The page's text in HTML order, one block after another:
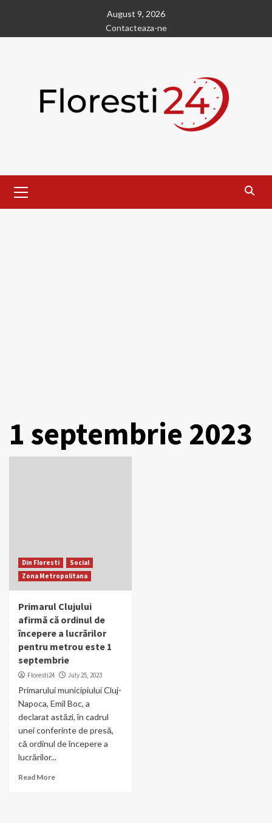
content
August 9, 2026
Contacteaza-ne
Menu
1 septembrie 2023
Din Floresti
Social
Zona Metropolitana
Primarul Clujului
afirmă că ordinul de
începere a lucrărilor
pentru metrou este 1
septembrie
Floresti24 July 25, 2023
Primarului municipiului Cluj-
Napoca, Emil Boc, a
declarat astăzi, în cadrul
unei conferinte de presă,
că ordinul de începere a
lucrărilor...
Read More